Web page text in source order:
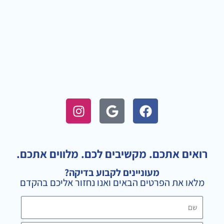
F
a
c
b
o
o
k
G
o
o
l
e
I
n
s
a
g
r
a
רואים אתכם. מקשיבים לכם. מלווים אתכם.
מעוניינים לקבוע בדיקה?
מלאו את הפרטים הבאים ואנו נחזור אליכם בהקדם